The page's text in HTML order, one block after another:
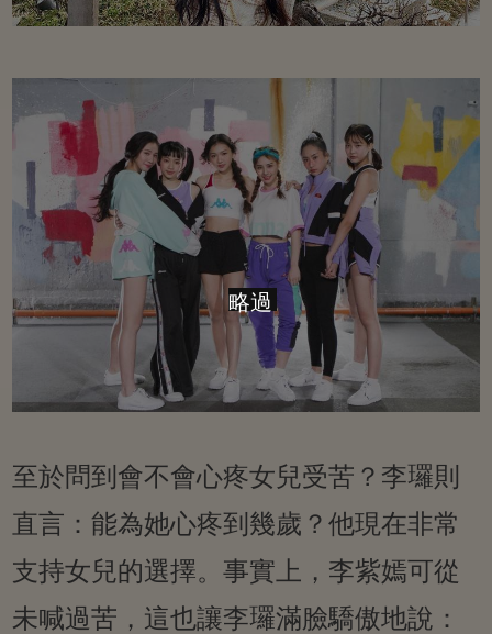
至於問到會不會心疼女兒受苦？李㼈則
直言：能為她心疼到幾歲？他現在非常
支持女兒的選擇。事實上，李紫嫣可從
未喊過苦，這也讓李㼈滿臉驕傲地說：
略過